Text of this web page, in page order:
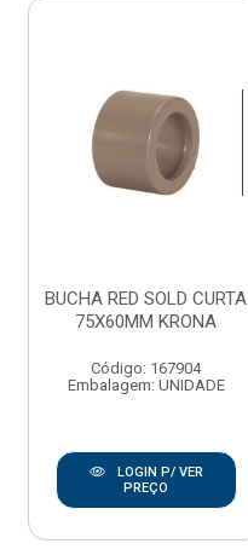
BUCHA RED SOLD CURTA
75X60MM KRONA
Código: 167904
Embalagem: UNIDADE
LOGIN P/ VER
PREÇO